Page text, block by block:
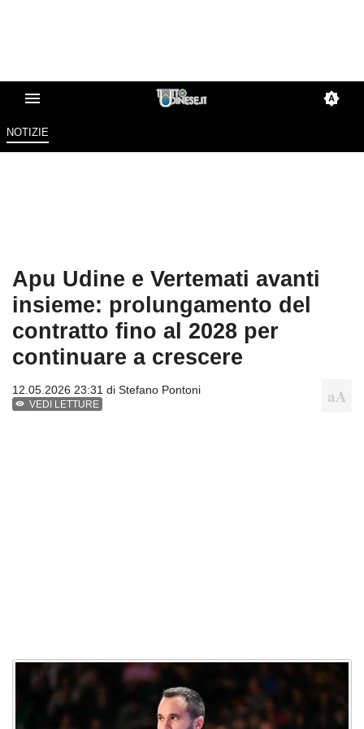
NOTIZIE
Apu Udine e Vertemati avanti
insieme: prolungamento del
contratto fino al 2028 per
continuare a crescere
12.05.2026 23:31 di Stefano Pontoni
VEDI LETTURE